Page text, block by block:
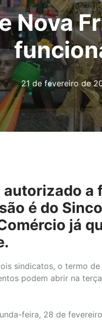
Nova
21 de fevereiro de
autorizado a
é do
já
sindicatos, o termo de
podem abrir na
feira, 28 de